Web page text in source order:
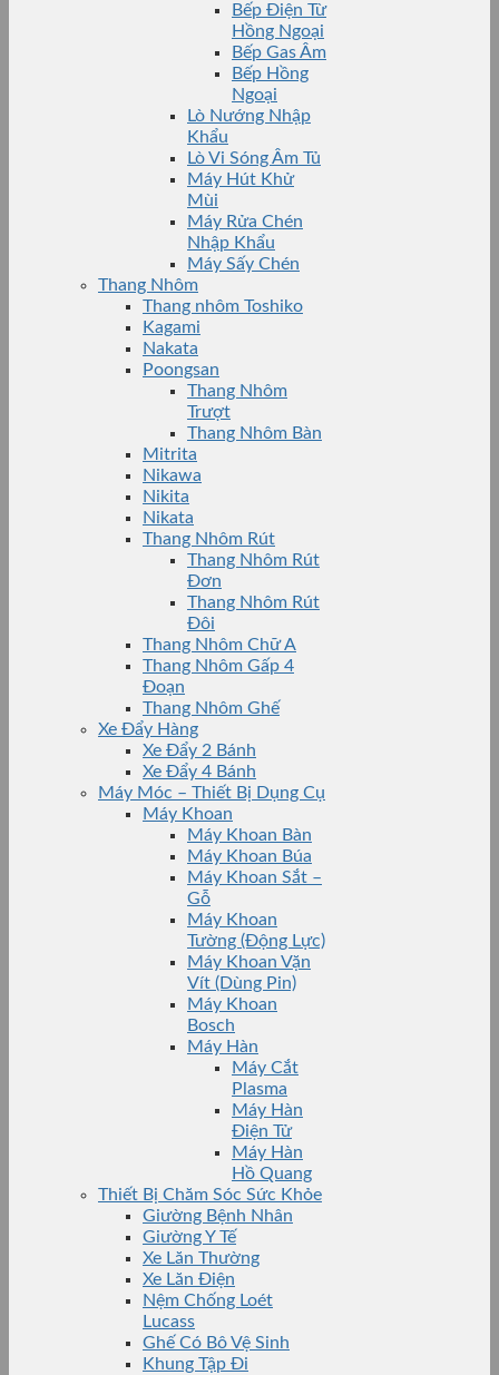
Bếp Điện Từ
Hồng Ngoại
Bếp Gas Âm
Bếp Hồng
Ngoại
Lò Nướng Nhập
Khẩu
Lò Vi Sóng Âm Tủ
Máy Hút Khử
Mùi
Máy Rửa Chén
Nhập Khẩu
Máy Sấy Chén
Thang Nhôm
Thang nhôm Toshiko
Kagami
Nakata
Poongsan
Thang Nhôm
Trượt
Thang Nhôm Bàn
Mitrita
Nikawa
Nikita
Nikata
Thang Nhôm Rút
Thang Nhôm Rút
Đơn
Thang Nhôm Rút
Đôi
Thang Nhôm Chữ A
Thang Nhôm Gấp 4
Đoạn
Thang Nhôm Ghế
Xe Đẩy Hàng
Xe Đẩy 2 Bánh
Xe Đẩy 4 Bánh
Máy Móc – Thiết Bị Dụng Cụ
Máy Khoan
Máy Khoan Bàn
Máy Khoan Búa
Máy Khoan Sắt –
Gỗ
Máy Khoan
Tường (Động Lực)
Máy Khoan Vặn
Vít (Dùng Pin)
Máy Khoan
Bosch
Máy Hàn
Máy Cắt
Plasma
Máy Hàn
Điện Tử
Máy Hàn
Hồ Quang
Thiết Bị Chăm Sóc Sức Khỏe
Giường Bệnh Nhân
Giường Y Tế
Xe Lăn Thường
Xe Lăn Điện
Nệm Chống Loét
Lucass
Ghế Có Bô Vệ Sinh
Khung Tập Đi